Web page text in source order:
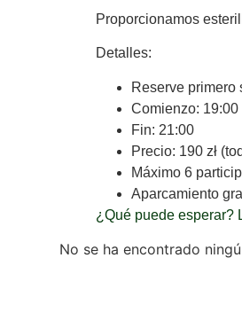
Proporcionamos
Detalles:
Reserve primero
Comienzo:
Fin: 21:00
Precio: 190 zł
Máximo 6
Aparcamiento
¿Qué puede esperar?
No se ha encontrado